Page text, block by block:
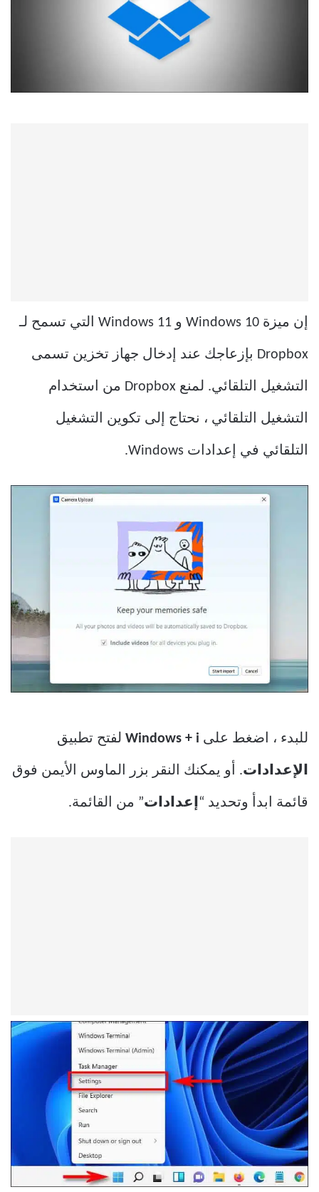
إن ميزة Windows 10 و Windows 11 التي تسمح لـ
Dropbox بإزعاجك عند إدخال جهاز تخزين تسمى
التشغيل التلقائي. لمنع Dropbox من استخدام
التشغيل التلقائي ، نحتاج إلى تكوين التشغيل
التلقائي في إعدادات Windows.
للبدء ، اضغط على لفتح تطبيق
الإعدادات. أو يمكنك النقر بزر الماوس الأيمن فوق
قائمة ابدأ وتحديد “ إعدادات” من القائمة.